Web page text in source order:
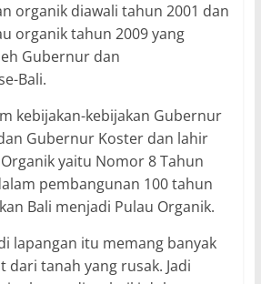
organik diawali tahun 2001 dan
organik tahun 2009 yang
Gubernur dan
Bali.
kebijakan-kebijakan Gubernur
Gubernur Koster dan lahir
yaitu Nomor 8 Tahun
pembangunan 100 tahun
Bali menjadi Pulau Organik.
lapangan itu memang banyak
dari tanah yang rusak. Jadi